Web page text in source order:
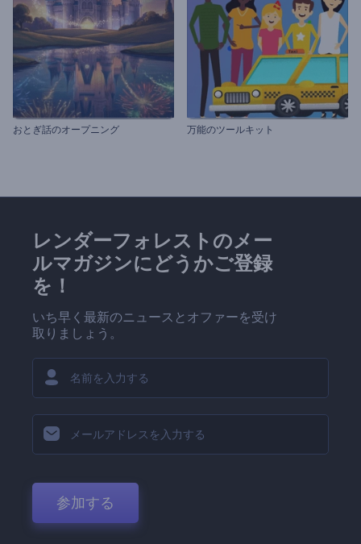
おとぎ話のオープニング 万能のツールキット
レンダーフォレストのメー
ルマガジンにどうかご登録
を！
いち早く最新のニュースとオファーを受け
取りましょう。
参加する